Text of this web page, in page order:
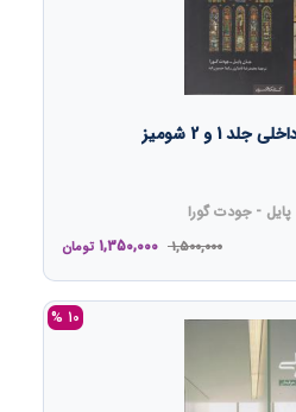
1 و 2 شومیز
- جودت گورا
1,500,000
1,350,000 تومان
10 %